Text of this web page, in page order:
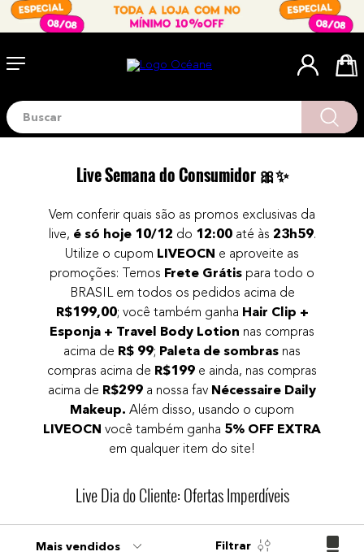
Buscar
Live Semana do Consumidor 🎀✨
Vem conferir quais são as promos exclusivas da
live, é só hoje 10/12 do 12:00até às 23h59.
Utilize o cupom LIVEOCN e aproveite as
promoções: Temos Frete Grátis para todo o
BRASIL em todos os pedidos acima de
R$199,00; você também ganha Hair Clip +
Esponja + Travel Body Lotion nas compras
acima de R$ 99; Paleta de sombras nas
compras acima de R$199 e ainda, nas compras
acima de R$299 a nossa fav Nécessaire Daily
Makeup. Além disso, usando o cupom
LIVEOCN você também ganha 5% OFF EXTRA
em qualquer item do site!
Live Dia do Cliente: Ofertas Imperdíveis
Mais vendidos Filtrar
Termos mais buscados
corretivo
base
mini
iluminador
necessaire
paleta
bronzer